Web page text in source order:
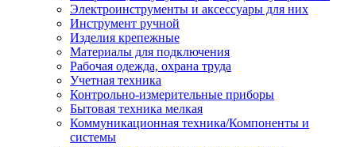
Электроинструменты и аксессуары для них
Инструмент ручной
Изделия крепежные
Материалы для подключения
Рабочая одежда, охрана труда
Учетная техника
Контрольно-измерительные приборы
Бытовая техника мелкая
Коммуникационная техника/Компоненты и
системы